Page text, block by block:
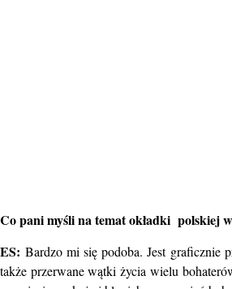
Co pani myśli na temat okładki polskiej
ES:Bardzo mi się podoba. Jest graficznie
także przerwane wątki życia wielu